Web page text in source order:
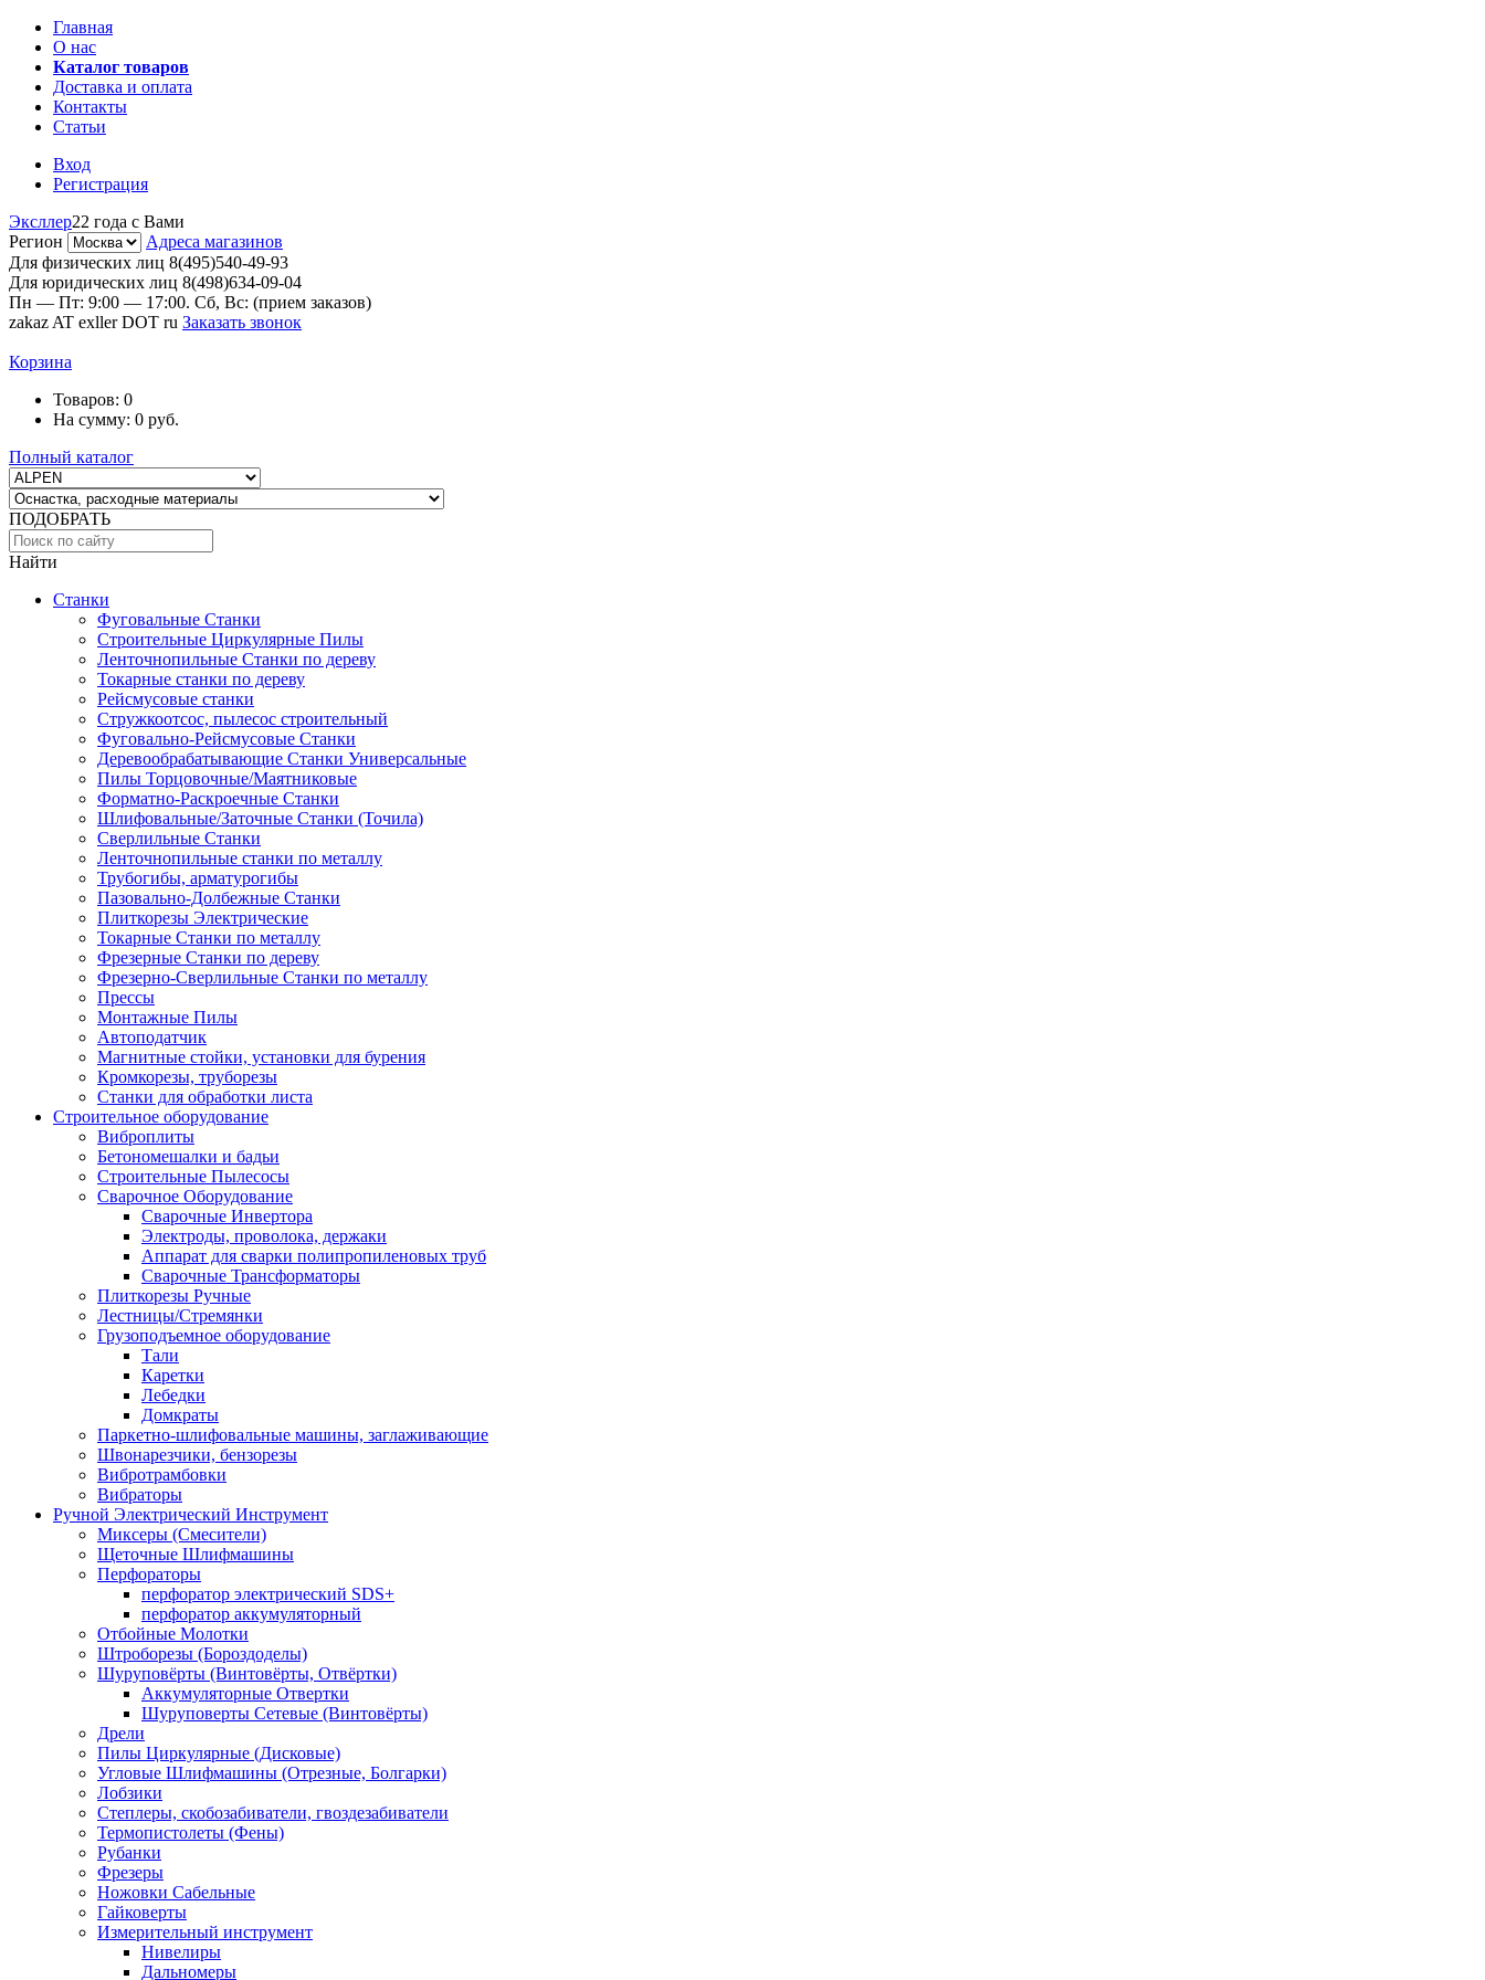
Главная
О нас
Каталог товаров
Доставка и оплата
Контакты
Статьи
Вход
Регистрация
Эксллер22 года с Вами
Регион
Адреса магазинов
Для физических лиц 8(495)540-49-93
Для юридических лиц 8(498)634-09-04
Пн — Пт: 9:00 — 17:00. Сб, Вс: (прием заказов)
zakaz AT exller DOT ru Заказать звонок
Корзина
Товаров: 0
На сумму: 0 руб.
Полный каталог
ПОДОБРАТЬ
Найти
Станки
Фуговальные Станки
Строительные Циркулярные Пилы
Ленточнопильные Станки по дереву
Токарные станки по дереву
Рейсмусовые станки
Стружкоотсос, пылесос строительный
Фуговально-Рейсмусовые Станки
Деревообрабатывающие Станки Универсальные
Пилы Торцовочные/Маятниковые
Форматно-Раскроечные Станки
Шлифовальные/Заточные Станки (Точила)
Сверлильные Станки
Ленточнопильные станки по металлу
Трубогибы, арматурогибы
Пазовально-Долбежные Станки
Плиткорезы Электрические
Токарные Станки по металлу
Фрезерные Станки по дереву
Фрезерно-Сверлильные Станки по металлу
Прессы
Монтажные Пилы
Автоподатчик
Магнитные стойки, установки для бурения
Кромкорезы, труборезы
Станки для обработки листа
Строительное оборудование
Виброплиты
Бетономешалки и бадьи
Строительные Пылесосы
Сварочное Оборудование
Сварочные Инвертора
Электроды, проволока, держаки
Аппарат для сварки полипропиленовых труб
Сварочные Трансформаторы
Плиткорезы Ручные
Лестницы/Стремянки
Грузоподъемное оборудование
Тали
Каретки
Лебедки
Домкраты
Паркетно-шлифовальные машины, заглаживающие
Швонарезчики, бензорезы
Вибротрамбовки
Вибраторы
Ручной Электрический Инструмент
Миксеры (Смесители)
Щеточные Шлифмашины
Перфораторы
перфоратор электрический SDS+
перфоратор аккумуляторный
Отбойные Молотки
Штроборезы (Бороздоделы)
Шуруповёрты (Винтовёрты, Отвёртки)
Аккумуляторные Отвертки
Шуруповерты Сетевые (Винтовёрты)
Дрели
Пилы Циркулярные (Дисковые)
Угловые Шлифмашины (Отрезные, Болгарки)
Лобзики
Степлеры, скобозабиватели, гвоздезабиватели
Термопистолеты (Фены)
Рубанки
Фрезеры
Ножовки Сабельные
Гайковерты
Измерительный инструмент
Нивелиры
Дальномеры